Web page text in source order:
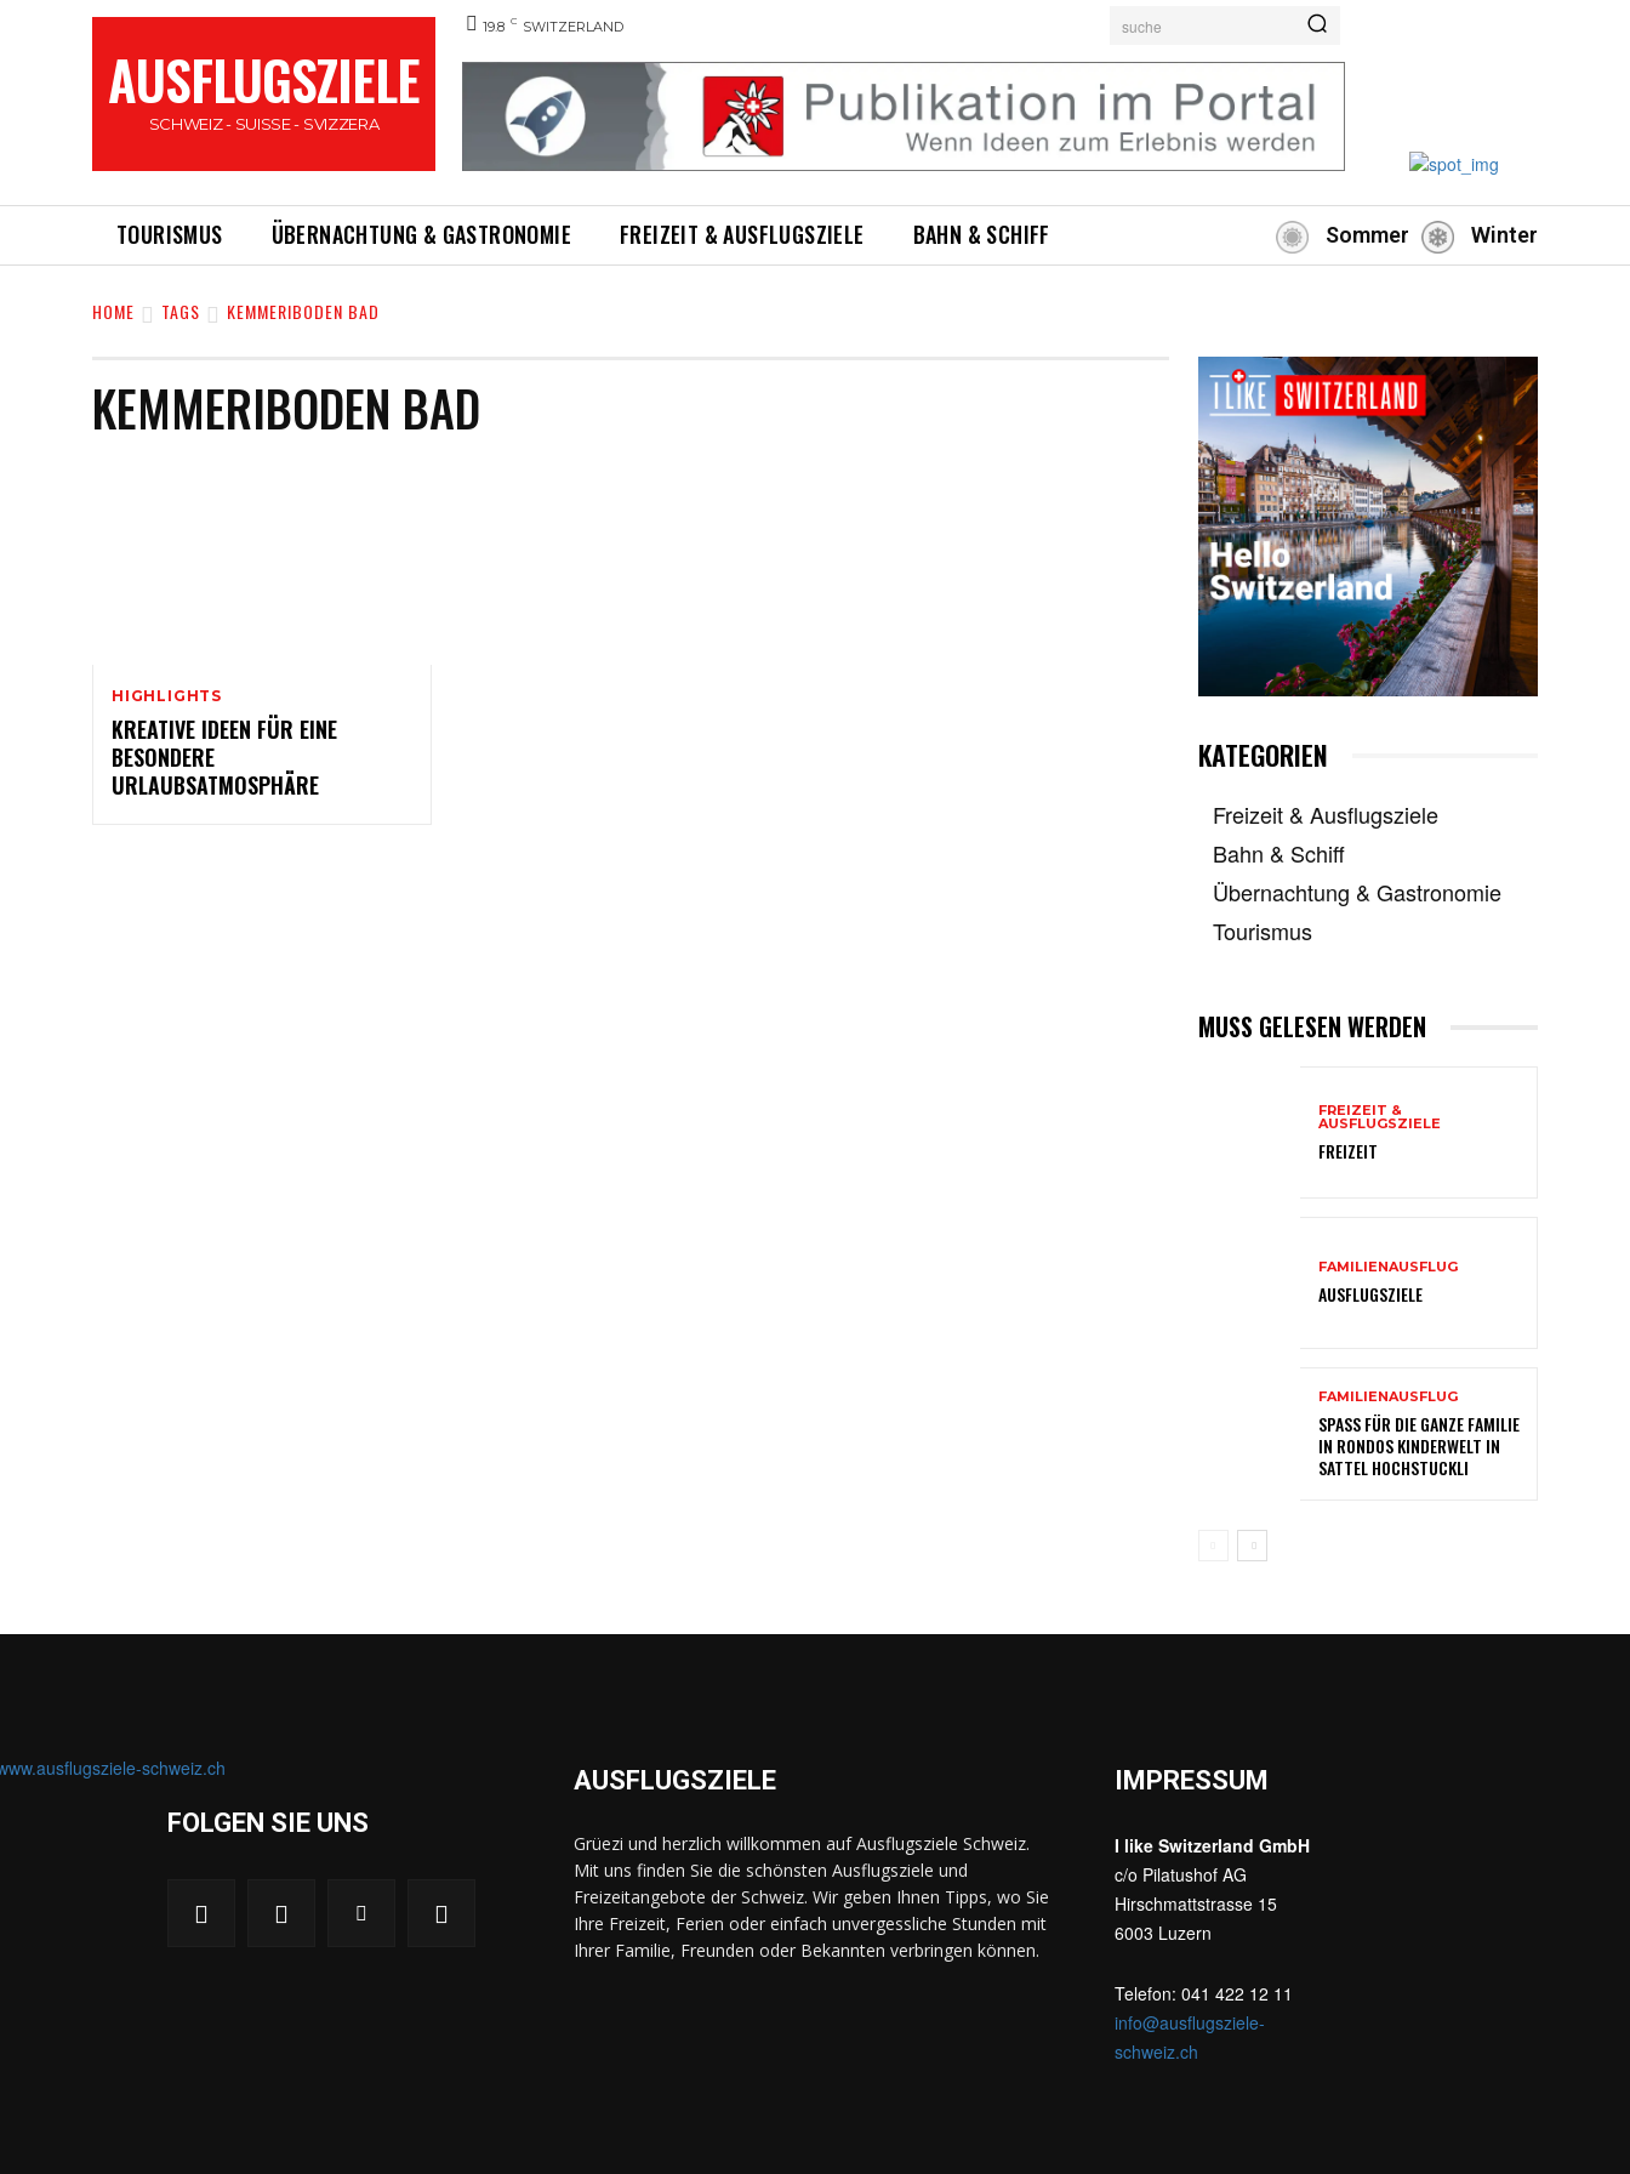
AUSFLUGSZIELE
SCHWEIZ - SUISSE - SVIZZERA
19.8 C SWITZERLAND suche
TOURISMUS ÜBERNACHTUNG & GASTRONOMIE FREIZEIT & AUSFLUGSZIELE BAHN & SCHIFF Sommer Winter
HOME TAGS KEMMERIBODEN BAD
KEMMERIBODEN BAD
HIGHLIGHTS
KREATIVE IDEEN FÜR EINE
BESONDERE
URLAUBSATMOSPHÄRE
KATEGORIEN
Freizeit & Ausflugsziele
Bahn & Schiff
Übernachtung & Gastronomie
Tourismus
MUSS GELESEN WERDEN
FREIZEIT &
AUSFLUGSZIELE
FREIZEIT
FAMILIENAUSFLUG
AUSFLUGSZIELE
FAMILIENAUSFLUG
SPASS FÜR DIE GANZE FAMILIE
IN RONDOS KINDERWELT IN
SATTEL HOCHSTUCKLI
FOLGEN SIE UNS
AUSFLUGSZIELE
Grüezi und herzlich willkommen auf Ausflugsziele Schweiz.
Mit uns finden Sie die schönsten Ausflugsziele und
Freizeitangebote der Schweiz. Wir geben Ihnen Tipps, wo Sie
Ihre Freizeit, Ferien oder einfach unvergessliche Stunden mit
Ihrer Familie, Freunden oder Bekannten verbringen können.
IMPRESSUM
I like Switzerland GmbH
c/o Pilatushof AG
Hirschmattstrasse 15
6003 Luzern
Telefon: 041 422 12 11
info@ausflugsziele-
schweiz.ch